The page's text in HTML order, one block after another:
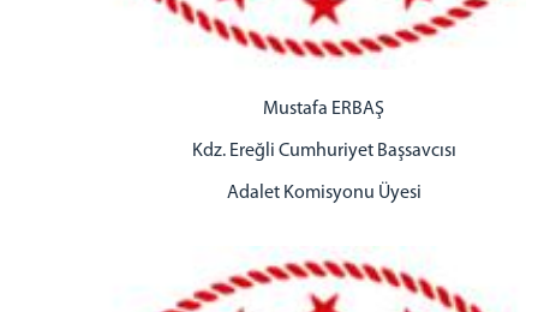
Mustafa ERBAŞ
Kdz. Ereğli Cumhuriyet Başsavcısı
Adalet Komisyonu Üyesi